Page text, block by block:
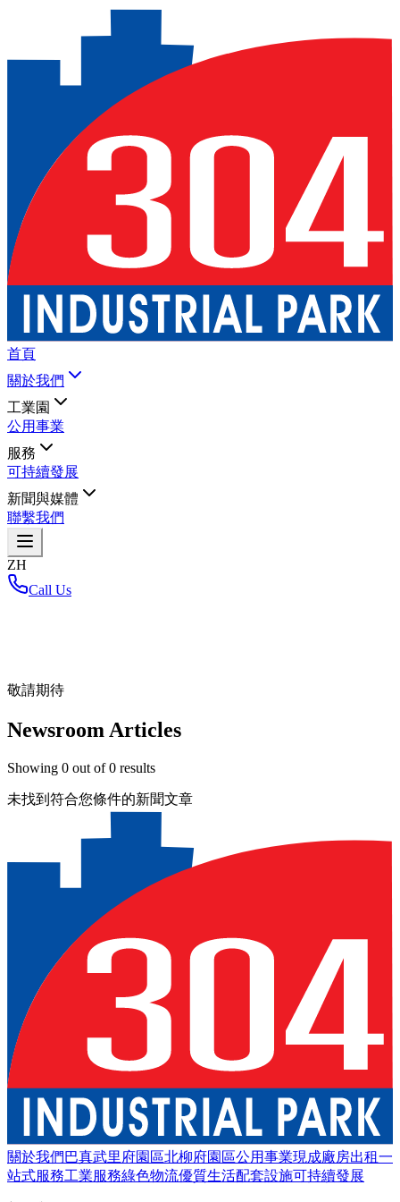
首頁
關於我們
工業園
公用事業
服務
可持續發展
新聞與媒體
聯繫我們
ZH
Call Us
敬請期待
Newsroom Articles
Showing 0 out of0 results
未找到符合您條件的新聞文章
關於我們 巴真武里府園區北柳府園區公用事業現成廠房出租一
站式服務工業服務綠色物流優質生活配套設施可持續發展